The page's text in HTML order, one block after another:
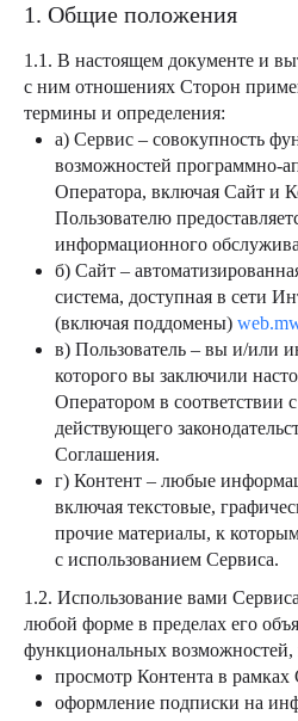
1. Общие положения
1.1. В настоящем документе и
с ним отношениях Сторон
термины и определения:
а) Сервис – совокупность
возможностей программно-
Оператора, включая Сайт и
Пользователю
информационного
б) Сайт –
система, доступная в сети
(включая поддомены)
в) Пользователь – вы и/или
которого вы заключили
Оператором в соответствии
действующего
Соглашения.
г) Контент – любые
включая текстовые,
прочие материалы, к
с использованием Сервиса.
1.2. Использование вами
любой форме в пределах его
функциональных возможностей,
просмотр Контента в рамках
оформление подписки на